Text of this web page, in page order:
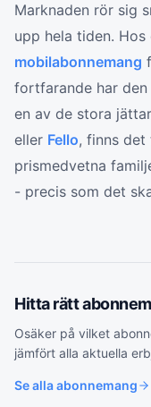
Marknaden rör sig
upp hela tiden.
mobilabonnemang
fortfarande har
en av de stora
eller Fello, finns det
prismedvetna
- precis som det
Hitta rätt
Osäker på vilket
jämfört alla aktuella
Se allaabonnemang